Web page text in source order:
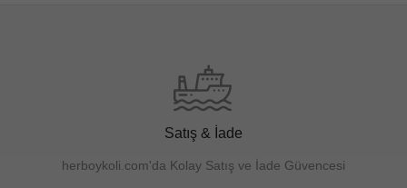
Satış & İade
herboykoli.com'da Kolay Satış ve İade Güvencesi